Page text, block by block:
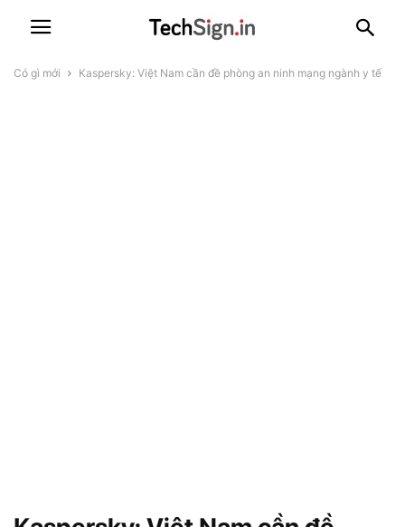
Có gì mới Kaspersky: Việt Nam cần đề phòng an ninh mạng ngành y tế